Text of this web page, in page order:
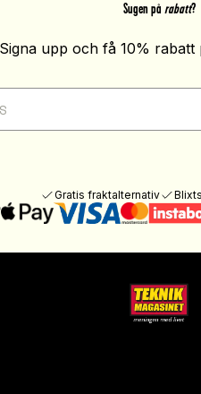
Sugen på rabatt?
Signa upp och få 10%
Gratis fraktalternativ